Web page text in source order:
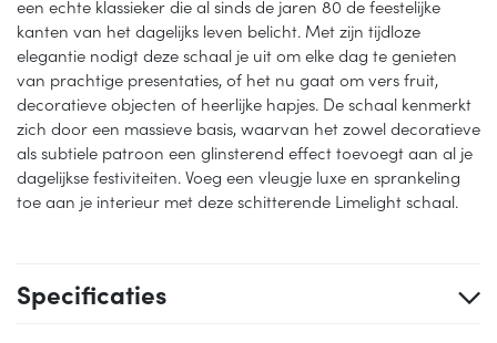
een echte klassieker die al sinds de jaren 80 de feestelijke
kanten van het dagelijks leven belicht. Met zijn tijdloze
elegantie nodigt deze schaal je uit om elke dag te genieten
van prachtige presentaties, of het nu gaat om vers fruit,
decoratieve objecten of heerlijke hapjes. De schaal kenmerkt
zich door een massieve basis, waarvan het zowel decoratieve
als subtiele patroon een glinsterend effect toevoegt aan al je
dagelijkse festiviteiten. Voeg een vleugje luxe en sprankeling
toe aan je interieur met deze schitterende Limelight schaal.
Specificaties